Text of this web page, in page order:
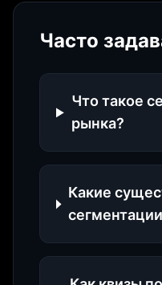
Часто
Что такое
рынка?
Какие